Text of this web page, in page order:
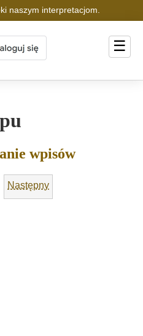
naszym interpretacjom.
☰
wpisów
Następny